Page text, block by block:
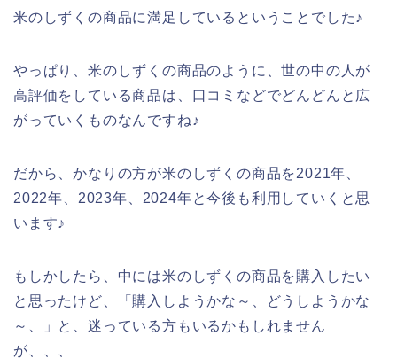
米のしずくの商品に満足しているということでした♪
やっぱり、米のしずくの商品のように、世の中の人が
高評価をしている商品は、口コミなどでどんどんと広
がっていくものなんですね♪
だから、かなりの方が米のしずくの商品を2021年、
2022年、2023年、2024年と今後も利用していくと思
います♪
もしかしたら、中には米のしずくの商品を購入したい
と思ったけど、「購入しようかな～、どうしようかな
～、」と、迷っている方もいるかもしれません
が、、、